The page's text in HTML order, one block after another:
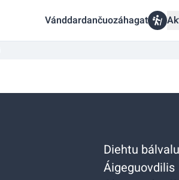
Vánddardančuozáhagat
Diehtu
Áigeguovdilis